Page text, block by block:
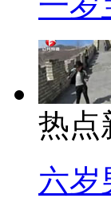
热点
六岁